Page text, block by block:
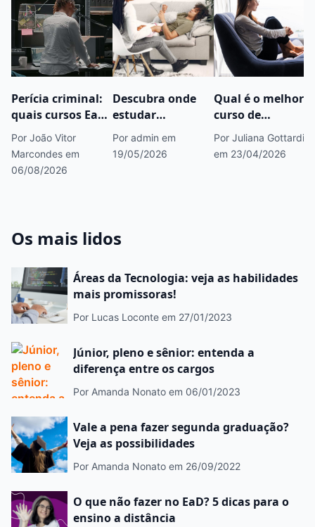
Perícia criminal:
quais cursos EaD
ajudam quem
quer trabalhar
com investigação
forense?
Por João Vitor
Marcondes em
06/08/2026
Descubra onde
estudar
Psicologia
Por admin em
19/05/2026
Qual é o melhor
curso de
Psicanálise EaD?
Entenda critérios
e opções antes de
Por Juliana Gottardi
em 23/04/2026
Os mais lidos
Áreas da Tecnologia: veja as habilidades
mais promissoras!
Por Lucas Loconte em 27/01/2023
Júnior, pleno e sênior: entenda a
diferença entre os cargos
Por Amanda Nonato em 06/01/2023
Vale a pena fazer segunda graduação?
Veja as possibilidades
Por Amanda Nonato em 26/09/2022
O que não fazer no EaD? 5 dicas para o
ensino a distância